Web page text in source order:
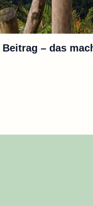
Beitrag – das